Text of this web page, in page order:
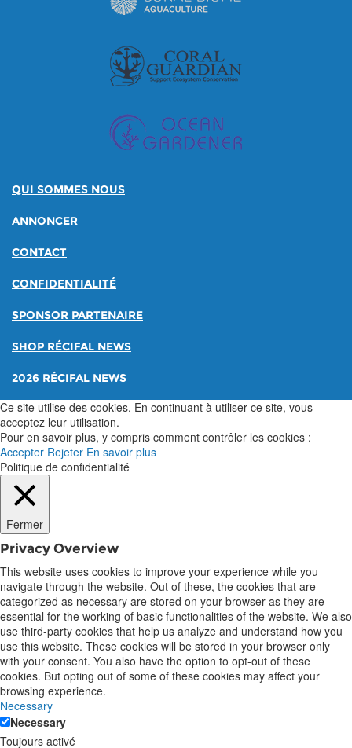
QUI SOMMES NOUS
ANNONCER
CONTACT
CONFIDENTIALITÉ
SPONSOR PARTENAIRE
SHOP RÉCIFAL NEWS
2026 RÉCIFAL NEWS
Ce site utilise des cookies. En continuant à utiliser ce site, vous
acceptez leur utilisation.
Pour en savoir plus, y compris comment contrôler les cookies :
Accepter Rejeter En savoir plus
Politique de confidentialité
Fermer
Privacy Overview
This website uses cookies to improve your experience while you
navigate through the website. Out of these, the cookies that are
categorized as necessary are stored on your browser as they are
essential for the working of basic functionalities of the website. We also
use third-party cookies that help us analyze and understand how you
use this website. These cookies will be stored in your browser only
with your consent. You also have the option to opt-out of these
cookies. But opting out of some of these cookies may affect your
browsing experience.
Necessary
Necessary
Toujours activé